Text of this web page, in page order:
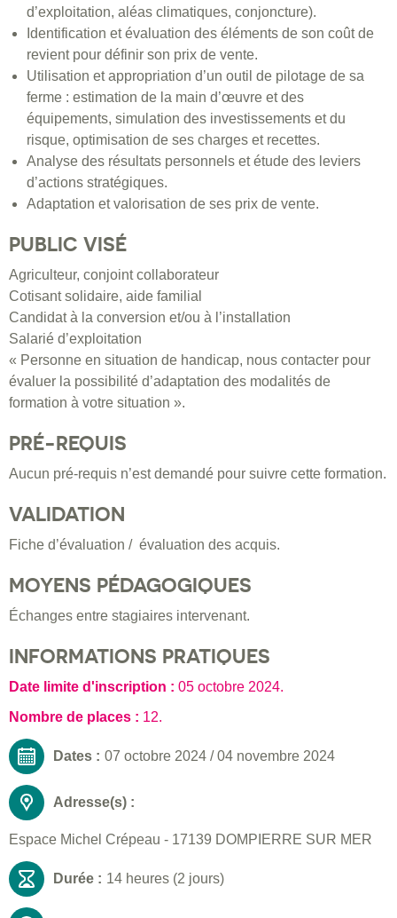
d’exploitation, aléas climatiques, conjoncture).
Identification et évaluation des éléments de son coût de
revient pour définir son prix de vente.
Utilisation et appropriation d’un outil de pilotage de sa
ferme : estimation de la main d’œuvre et des
équipements, simulation des investissements et du
risque, optimisation de ses charges et recettes.
Analyse des résultats personnels et étude des leviers
d’actions stratégiques.
Adaptation et valorisation de ses prix de vente.
PUBLIC VISÉ
Agriculteur, conjoint collaborateur
Cotisant solidaire, aide familial
Candidat à la conversion et/ou à l’installation
Salarié d’exploitation
« Personne en situation de handicap, nous contacter pour
évaluer la possibilité d’adaptation des modalités de
formation à votre situation ».
PRÉ-REQUIS
Aucun pré-requis n’est demandé pour suivre cette formation.
VALIDATION
Fiche d’évaluation / évaluation des acquis.
MOYENS PÉDAGOGIQUES
Échanges entre stagiaires intervenant.
INFORMATIONS PRATIQUES
Date limite d'inscription : 05 octobre 2024.
Nombre de places : 12.
Dates : 07 octobre 2024 /04 novembre 2024
Adresse(s) :
Espace Michel Crépeau - 17139 DOMPIERRE SUR MER
Durée : 14 heures (2 jours)